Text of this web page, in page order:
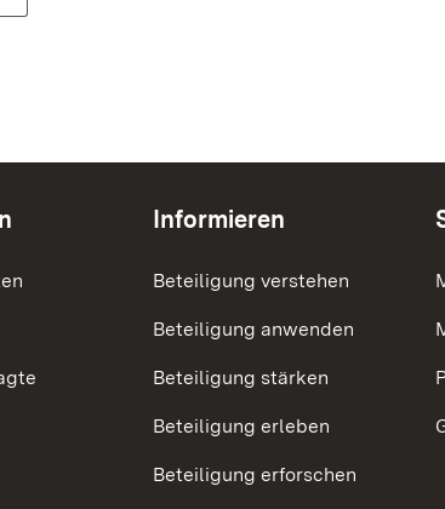
Informieren
Beteiligung verstehen
Beteiligung anwenden
Beteiligung stärken
Beteiligung erleben
Beteiligung erforschen